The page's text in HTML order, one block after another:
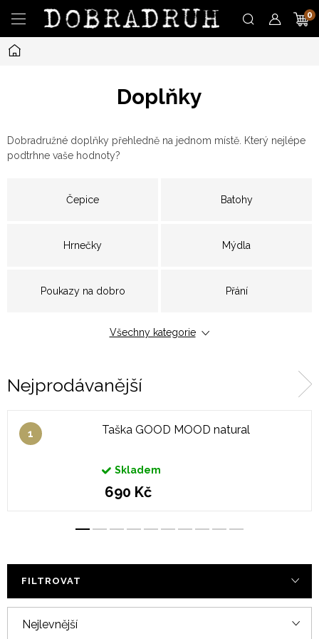
obsah
Domů
Doplňky
Dobradružné doplňky přehledně na jednom místě. Který nejlépe
podtrhne vaše hodnoty?
Čepice Batohy
Hrnečky Mýdla
Poukazy na dobro Přání
Sedací Puffy Tašky přes rameno
Taštičky nejen na poklady
Všechny kategorie
Nejprodávanější
Taška GOOD MOOD natural
Skladem
690 Kč
FILTROVAT
Nejlevnější